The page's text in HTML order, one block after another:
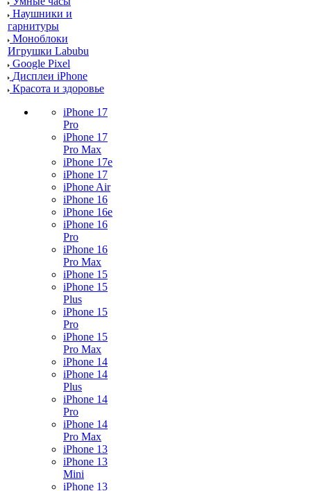
Наушники и
гарнитуры
Моноблоки
Игрушки Labubu
Google Pixel
Дисплеи iPhone
Красота и здоровье
iPhone 17
Pro
iPhone 17
Pro Max
iPhone 17e
iPhone 17
iPhone Air
iPhone 16
iPhone 16e
iPhone 16
Pro
iPhone 16
Pro Max
iPhone 15
iPhone 15
Plus
iPhone 15
Pro
iPhone 15
Pro Max
iPhone 14
iPhone 14
Plus
iPhone 14
Pro
iPhone 14
Pro Max
iPhone 13
iPhone 13
Mini
iPhone 13